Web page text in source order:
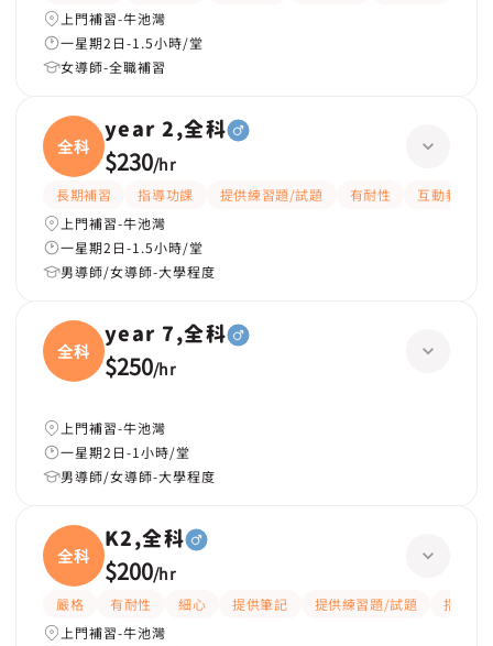
上門補習-牛池灣
一星期2日-1.5小時/堂
女導師-全職補習
全科
year 2,全科
$230/hr
長期補習 指導功課 提供練習題/試題 有耐性
互動教學
上門補習-牛池灣
一星期2日-1.5小時/堂
男導師/女導師-大學程度
全科
year 7,全科
$250/hr
上門補習-牛池灣
一星期2日-1小時/堂
男導師/女導師-大學程度
全科
K2,全科
$200/hr
嚴格 有耐性 細心 提供筆記 提供練習題/試題
指導功
上門補習-牛池灣